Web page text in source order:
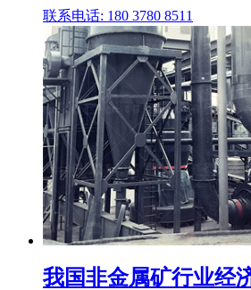
联系电话: 180 3780 8511
我国非金属矿行业经